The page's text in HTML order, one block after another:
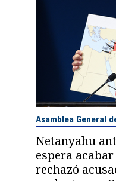
Asamblea General
Netanyahu
espera
rechazó